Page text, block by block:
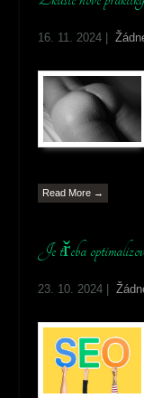
16. 11. 2024 |
Read More →
Je třeba
23. 10. 2024 |